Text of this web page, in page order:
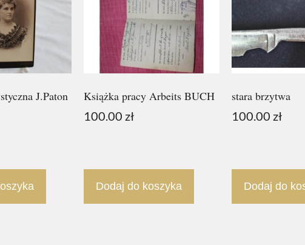
J.Paton
Książka pracy Arbeits BUCH
100.00 zł
Dodaj do koszyka
stara brzytwa
100.00 zł
Dodaj do